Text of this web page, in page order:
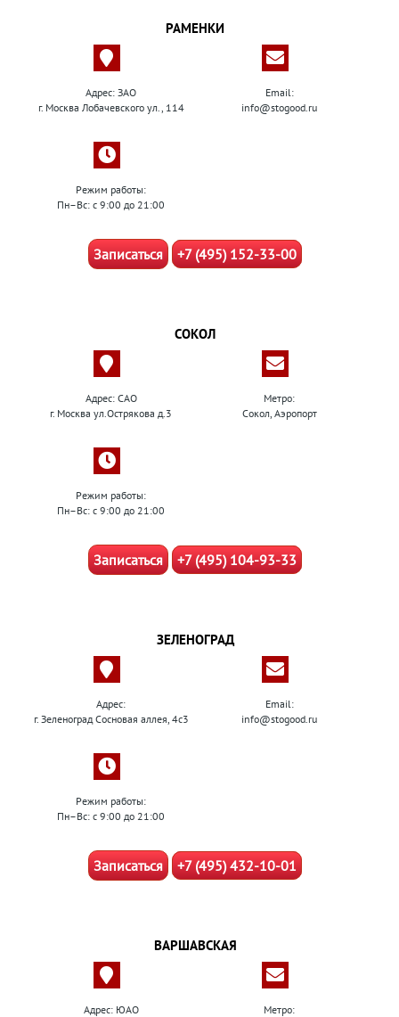
РАМЕНКИ
Адрес: ЗАО
г. Москва Лобачевского ул., 114
Email:
info@stogood.ru
Режим работы:
Пн–Вс: с 9:00 до 21:00
Записаться +7 (495) 152-33-00
СОКОЛ
Адрес: САО
г. Москва ул.Острякова д.3
Метро:
Сокол, Аэропорт
Режим работы:
Пн–Вс: с 9:00 до 21:00
Записаться +7 (495) 104-93-33
ЗЕЛЕНОГРАД
Адрес:
г. Зеленоград Сосновая аллея, 4с3
Email:
info@stogood.ru
Режим работы:
Пн–Вс: с 9:00 до 21:00
Записаться +7 (495) 432-10-01
ВАРШАВСКАЯ
Адрес: ЮАО
Метро: